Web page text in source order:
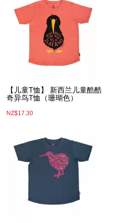
【儿童T恤】 新西兰儿童酷酷
奇异鸟T恤（珊瑚色）
NZ$17.30